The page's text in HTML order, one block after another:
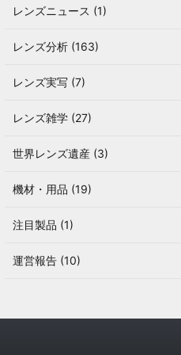
レンズニュース (1)
レンズ分析 (163)
レンズ実写 (7)
レンズ雑学 (27)
世界レンズ遺産 (3)
機材・用品 (19)
注目製品 (1)
運営報告 (10)